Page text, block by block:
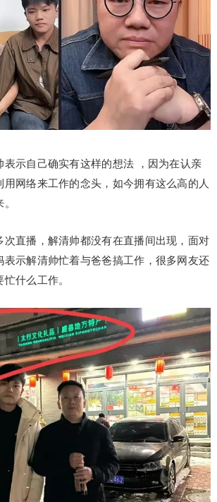
表示自己确实有这样的想法 ，因为在认亲
用网络来工作的念头，如今拥有这么高的人
次直播，解清帅都没有在直播间出现，面对
表示解清帅忙着与爸爸搞工作，很多网友还
什么工作。